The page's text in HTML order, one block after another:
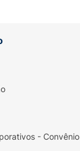
- Convênio